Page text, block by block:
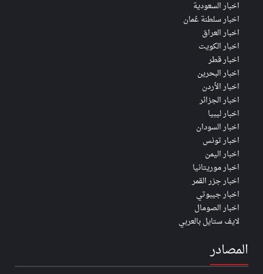
اخبار السعودية
اخبار سلطنة عُمان
اخبار العراق
اخبار الكويت
اخبار قطر
اخبار البحرين
اخبار الأردن
اخبار الجزائر
اخبار ليبيا
اخبار السودان
اخبار تونس
اخبار اليمن
اخبار موريتانيا
اخبار جزر القمر
اخبار جيبوتي
اخبار الصومال
لايف ستايل بالعربي
المصادر